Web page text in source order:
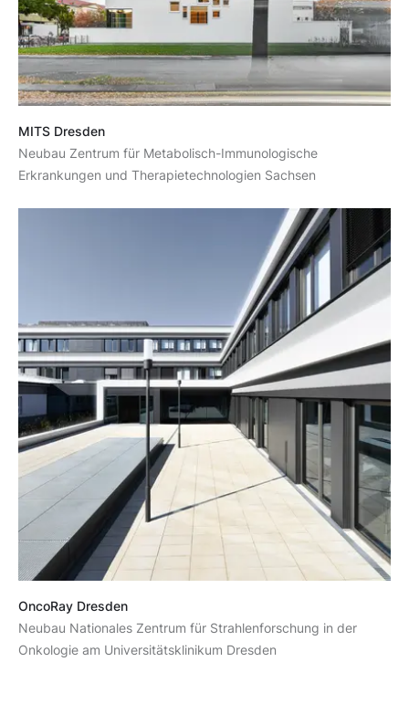
MITS Dresden
Neubau Zentrum für Metabolisch-Immunologische
Erkrankungen und Therapietechnologien Sachsen
OncoRay Dresden
Neubau Nationales Zentrum für Strahlenforschung in der
Onkologie am Universitätsklinikum Dresden